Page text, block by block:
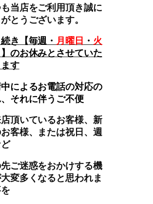
当店をご利用頂き誠に
とうございます。
き 【毎週・ 月曜日 ・ 火
】 のお休みとさせていた
す
によるお電話の対応の
それに伴うご不便
頂いているお客様、新
客様、または祝日、週
ご迷惑をおかけする機
変多くなると思われま